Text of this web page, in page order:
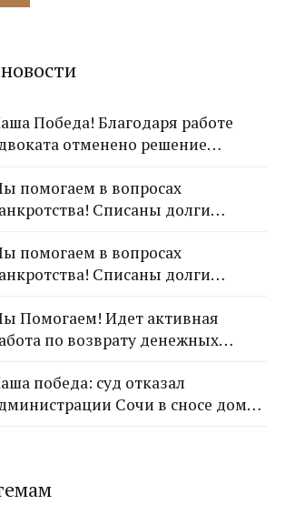
Победа! Благодаря работе
отменено решение
с арендодателя 650 000
помогаем в вопросах
Списаны долги
помогаем в вопросах
Списаны долги
Помогаем! Идет активная
по возврату денежных
Смпатовича 17.07.1983 г.р.
победа: суд отказал
Сочи в сносе дома,